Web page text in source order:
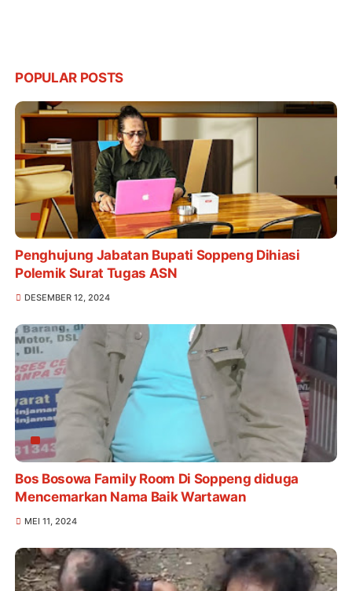
POPULAR POSTS
Penghujung Jabatan Bupati Soppeng Dihiasi
Polemik Surat Tugas ASN
DESEMBER 12, 2024
Bos Bosowa Family Room Di Soppeng diduga
Mencemarkan Nama Baik Wartawan
MEI 11, 2024